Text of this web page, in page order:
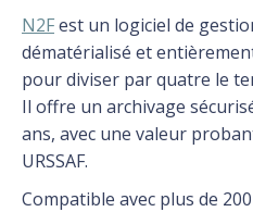
N2Fest un logiciel de
dématérialisé et
pour diviser par quatre le
Il offre un archivage
ans, avec une valeur
URSSAF.
Compatible avec plus de